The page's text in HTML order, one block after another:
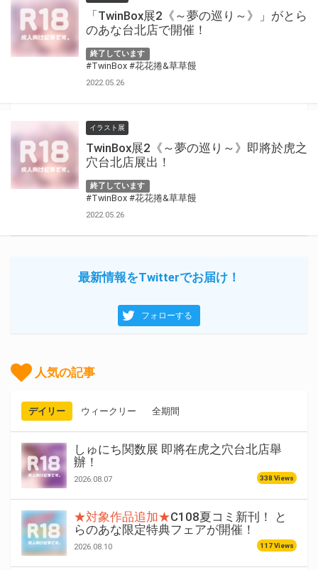
「TwinBox展2《～夢の巡り～》」がとら
のあな台北店で開催！
終了しています
#TwinBox #花花捲&草草饅
2022.05.26
イラスト展
TwinBox展2《～夢の巡り～》即將於虎之
穴台北店展出！
終了しています
#TwinBox #花花捲&草草饅
2022.05.26
最新情報をTwitterでお届け！
フォローする
人気の記事
デイリー ウィークリー 全期間
しゅにち関数展 即將在虎之穴台北店舉
辦！
2026.08.07 338 Views
★対象作品追加★C108夏コミ新刊！ と
らのあな限定特典フェアが開催！
2026.08.10 117 Views